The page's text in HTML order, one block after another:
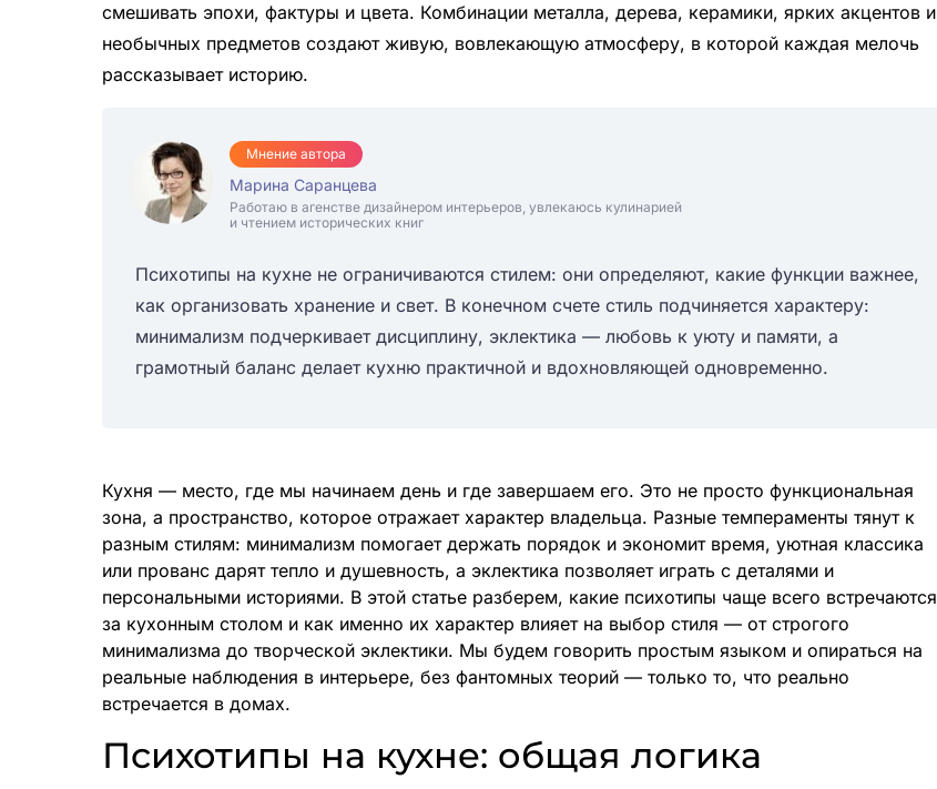
смешивать эпохи, фактуры и цвета. Комбинации металла, дерева, керамики, ярких акцентов и
необычных предметов создают живую, вовлекающую атмосферу, в которой каждая мелочь
рассказывает историю.
Мнение автора
Марина Саранцева
Работаю в агенстве дизайнером интерьеров, увлекаюсь кулинарией
и чтением исторических книг
Психотипы на кухне не ограничиваются стилем: они определяют, какие функции важнее,
как организовать хранение и свет. В конечном счете стиль подчиняется характеру:
минимализм подчеркивает дисциплину, эклектика — любовь к уюту и памяти, а
грамотный баланс делает кухню практичной и вдохновляющей одновременно.
Кухня — место, где мы начинаем день и где завершаем его. Это не просто функциональная
зона, а пространство, которое отражает характер владельца. Разные темпераменты тянут к
разным стилям: минимализм помогает держать порядок и экономит время, уютная классика
или прованс дарят тепло и душевность, а эклектика позволяет играть с деталями и
персональными историями. В этой статье разберем, какие психотипы чаще всего встречаются
за кухонным столом и как именно их характер влияет на выбор стиля — от строгого
минимализма до творческой эклектики. Мы будем говорить простым языком и опираться на
реальные наблюдения в интерьере, без фантомных теорий — только то, что реально
встречается в домах.
Психотипы на кухне: общая логика